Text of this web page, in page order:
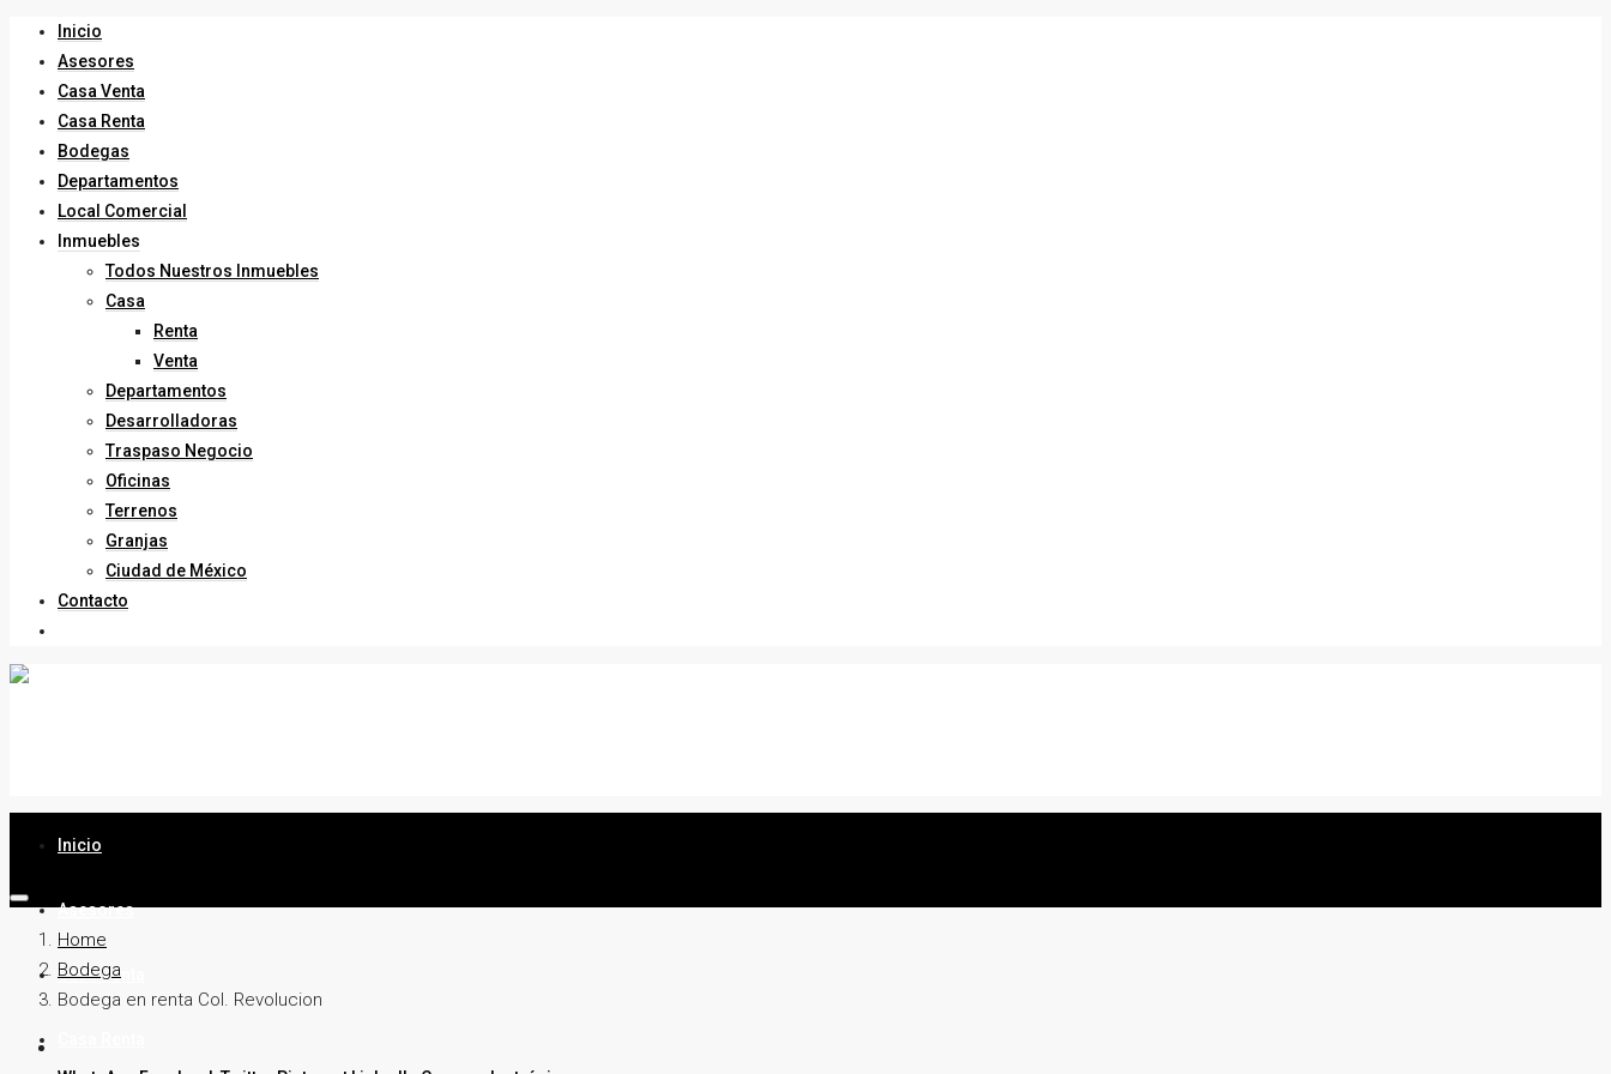
Inicio
Asesores
Casa Venta
Casa Renta
Bodegas
Departamentos
Local Comercial
Inmuebles
Todos Nuestros Inmuebles
Casa
Renta
Venta
Departamentos
Desarrolladoras
Traspaso Negocio
Oficinas
Terrenos
Granjas
Ciudad de México
Contacto
Inicio
Asesores
Casa Venta
Home
Bodega
Bodega en renta Col. Revolucion